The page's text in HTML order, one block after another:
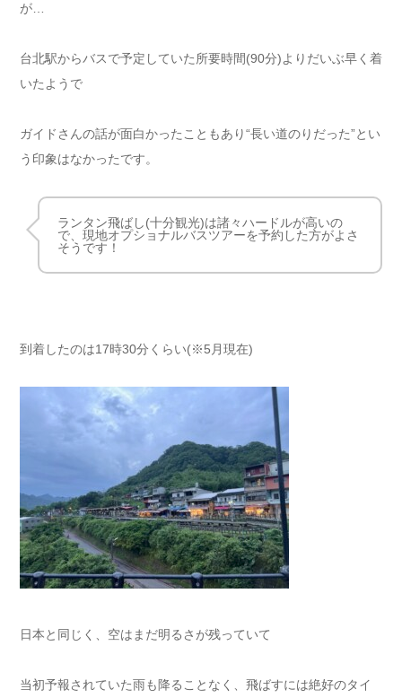
が…
台北駅からバスで予定していた所要時間(90分)よりだいぶ早く着
いたようで
ガイドさんの話が面白かったこともあり“長い道のりだった”とい
う印象はなかったです。
ランタン飛ばし(十分観光)は諸々ハードルが高いの
で、現地オプショナルバスツアーを予約した方がよさ
そうです！
到着したのは17時30分くらい(※5月現在)
日本と同じく、空はまだ明るさが残っていて
当初予報されていた雨も降ることなく、飛ばすには絶好のタイ